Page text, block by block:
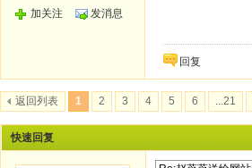
加关注
发消息
回复
返回列表 1 2 3 4 5 6 ...21
快速回复